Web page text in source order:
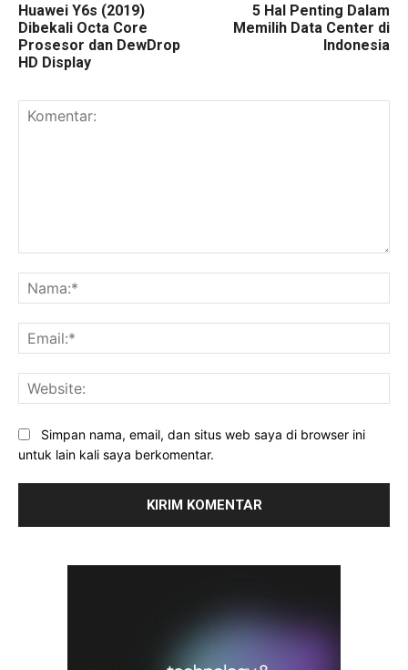
Huawei Y6s (2019)
Dibekali Octa Core
Prosesor dan DewDrop
HD Display
5 Hal Penting Dalam
Memilih Data Center di
Indonesia
Simpan nama, email, dan situs web saya di browser ini
untuk lain kali saya berkomentar.